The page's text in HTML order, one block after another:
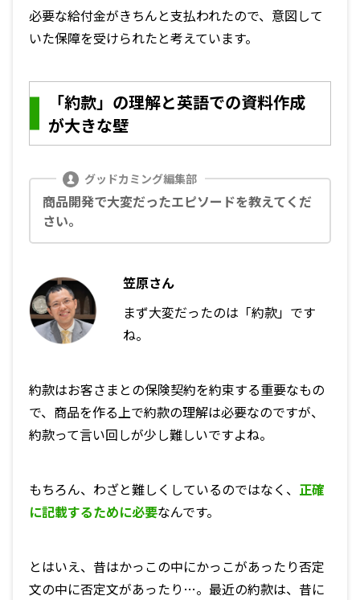
必要な給付金がきちんと支払われたので、意図して
いた保障を受けられたと考えています。
「約款」の理解と英語での資料作成
が大きな壁
商品開発で大変だったエピソードを教えてくだ
さい。
笠原さん
まず大変だったのは「約款」です
ね。
約款はお客さまとの保険契約を約束する重要なもの
で、商品を作る上で約款の理解は必要なのですが、
約款って言い回しが少し難しいですよね。
もちろん、わざと難しくしているのではなく、 正確
に記載するために必要なんです。
とはいえ、昔はかっこの中にかっこがあったり否定
文の中に否定文があったり…。最近の約款は、昔に